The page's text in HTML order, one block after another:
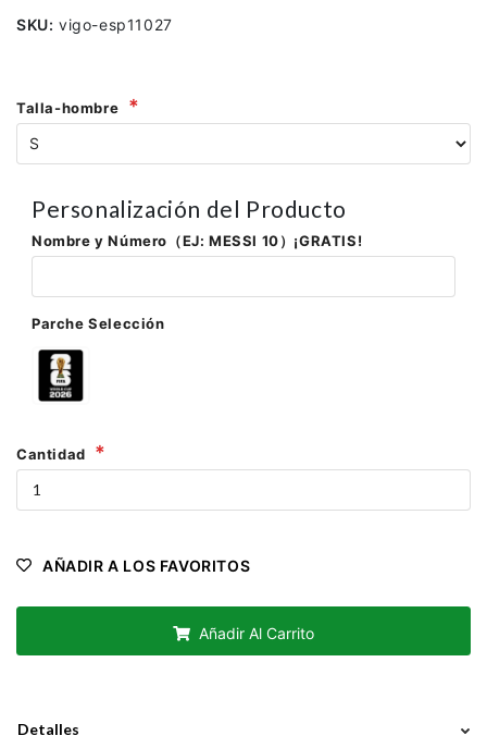
SKU: vigo-esp11027
Talla-hombre
Personalización del Producto
Nombre y Número（EJ: MESSI 10）¡GRATIS!
Parche Selección
Cantidad
AÑADIR A LOS FAVORITOS
Añadir Al Carrito
Detalles